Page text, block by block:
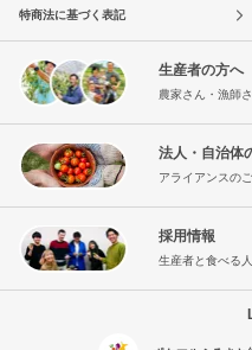
特商法に基づく表記
生産者の方へ
農家さん・漁師
法人・自治体
アライアンスの
採用情報
生産者と食べる